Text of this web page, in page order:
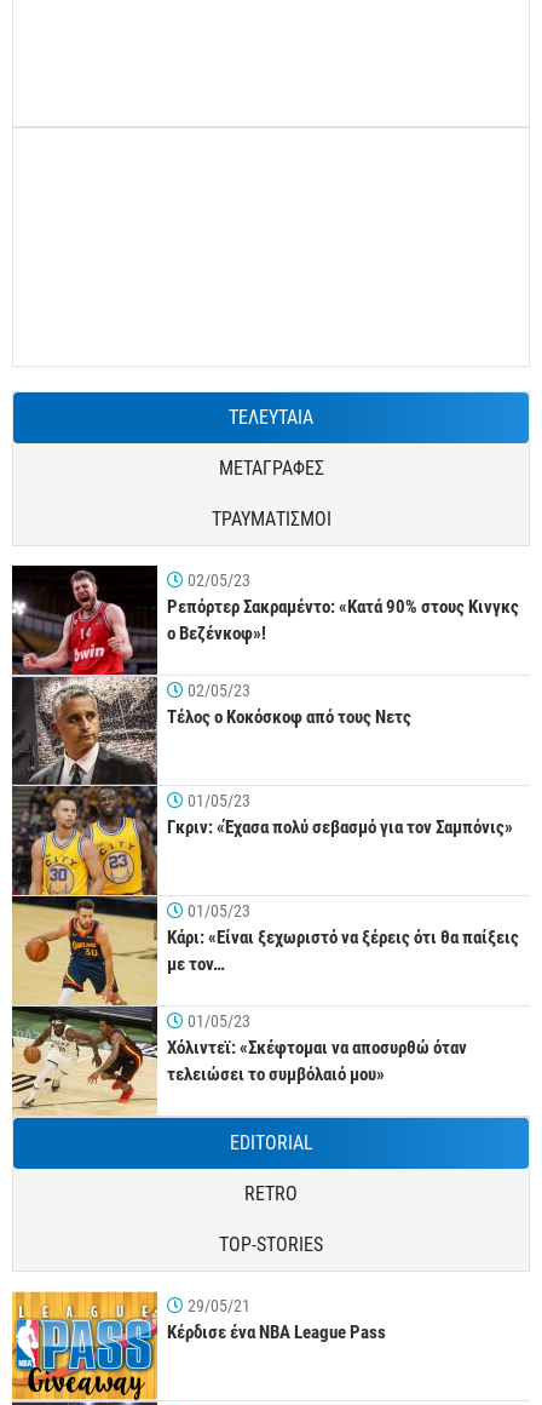
ΤΕΛΕΥΤΑΙΑ
ΜΕΤΑΓΡΑΦΕΣ
ΤΡΑΥΜΑΤΙΣΜΟΙ
02/05/23
Ρεπόρτερ Σακραμέντο: «Κατά 90% στους Κινγκς
ο Βεζένκοφ»!
02/05/23
Τέλος ο Κοκόσκοφ από τους Νετς
01/05/23
Γκριν: «Έχασα πολύ σεβασμό για τον Σαμπόνις»
01/05/23
Κάρι: «Είναι ξεχωριστό να ξέρεις ότι θα παίξεις
με τον…
01/05/23
Χόλιντεϊ: «Σκέφτομαι να αποσυρθώ όταν
τελειώσει το συμβόλαιό μου»
EDITORIAL
RETRO
TOP-STORIES
29/05/21
Κέρδισε ένα NBA League Pass